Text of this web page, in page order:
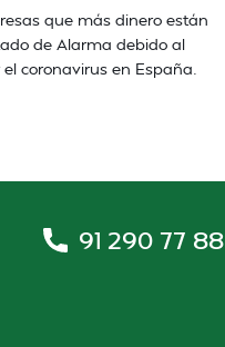
que más dinero están
de Alarma debido al
coronavirus en España.
91 290 77 88